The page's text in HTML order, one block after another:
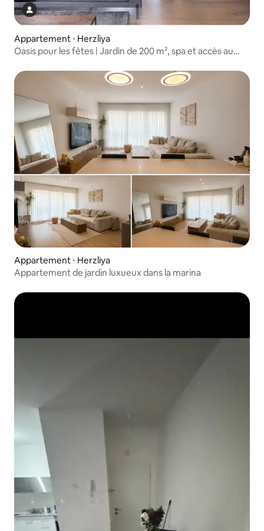
Appartement ⋅ Herzliya
Oasis pour les fêtes | Jardin de 200 m², spa et accès au
Appartement ⋅ Herzliya
Appartement de jardin luxueux dans la marina